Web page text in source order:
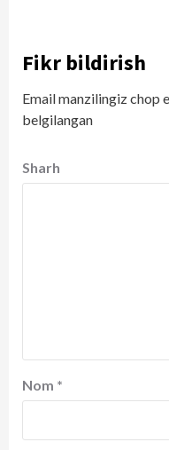
Fikr bildirish
Email manzilingiz chop
belgilangan
Sharh
Nom *